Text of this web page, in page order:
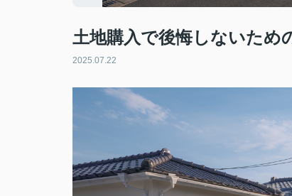
土地購入で後悔しないため
2025.07.22